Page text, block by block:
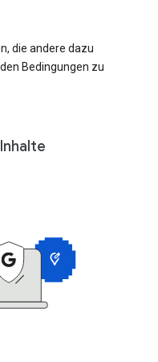
die andere dazu
Bedingungen zu